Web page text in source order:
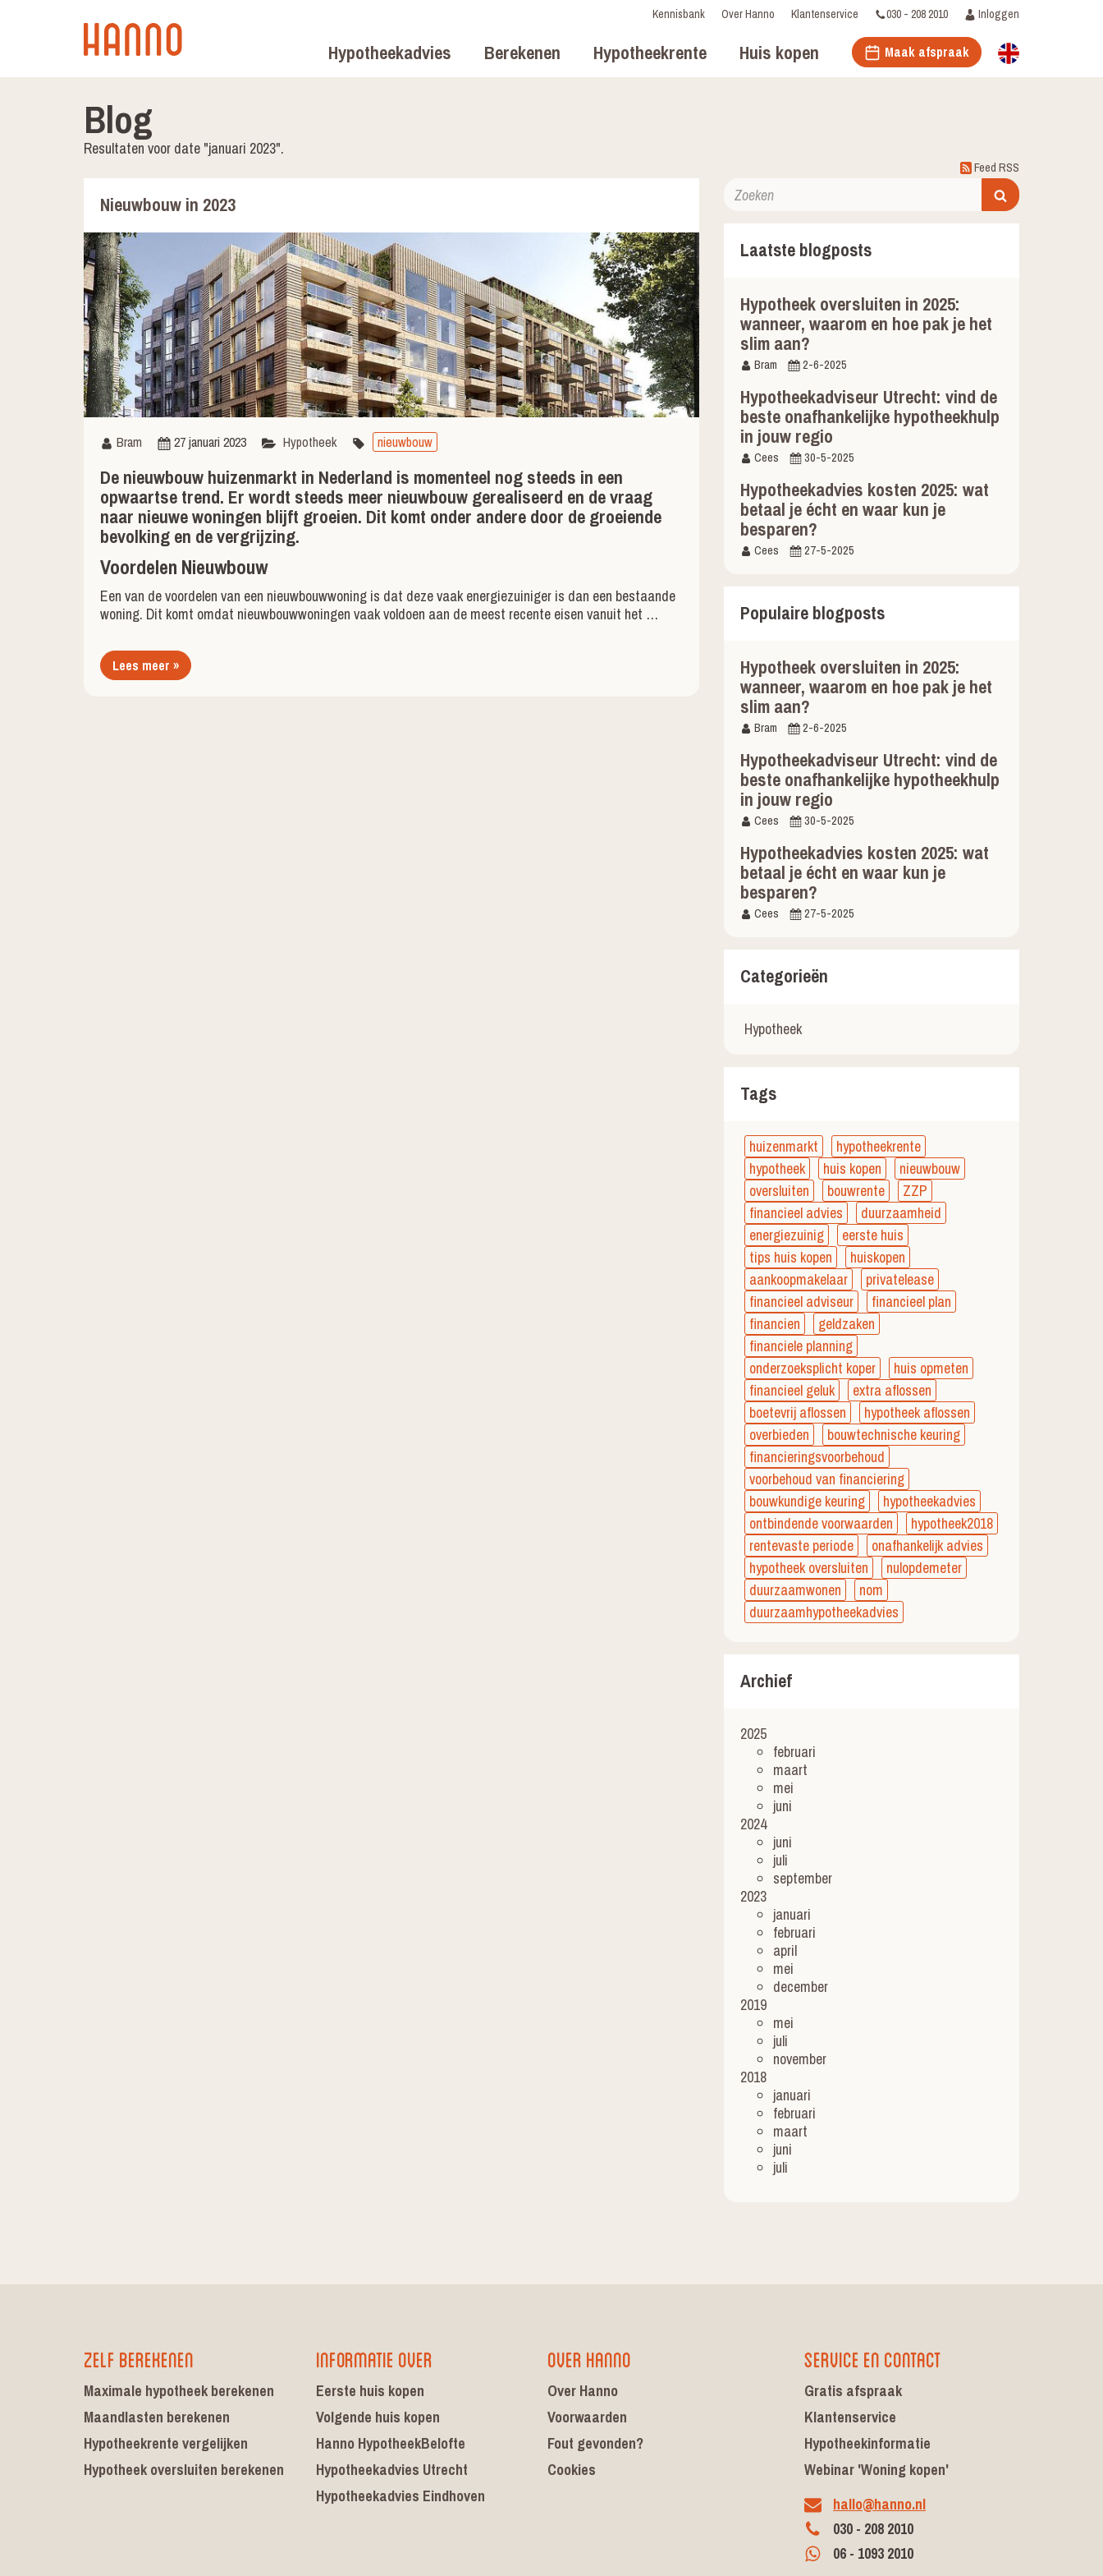
Kennisbank Over Hanno Klantenservice 030 - 208 2010 Inloggen
Hypotheekadvies Berekenen Hypotheekrente Huis kopen Maak afspraak
Blog
Resultaten voor date "januari 2023".
Nieuwbouw in 2023
Bram 27 januari 2023 Hypotheek nieuwbouw
De nieuwbouw huizenmarkt in Nederland is momenteel nog steeds in een
opwaartse trend. Er wordt steeds meer nieuwbouw gerealiseerd en de vraag
naar nieuwe woningen blijft groeien. Dit komt onder andere door de groeiende
bevolking en de vergrijzing.
Voordelen Nieuwbouw
Een van de voordelen van een nieuwbouwwoning is dat deze vaak energiezuiniger is dan een bestaande
woning. Dit komt omdat nieuwbouwwoningen vaak voldoen aan de meest recente eisen vanuit het …
Lees meer »
Feed RSS
Laatste blogposts
Hypotheek oversluiten in 2025:
wanneer, waarom en hoe pak je het
slim aan?
Bram 2-6-2025
Hypotheekadviseur Utrecht: vind de
beste onafhankelijke hypotheekhulp
in jouw regio
Cees 30-5-2025
Hypotheekadvies kosten 2025: wat
betaal je écht en waar kun je
besparen?
Cees 27-5-2025
Populaire blogposts
Hypotheek oversluiten in 2025:
wanneer, waarom en hoe pak je het
slim aan?
Bram 2-6-2025
Hypotheekadviseur Utrecht: vind de
beste onafhankelijke hypotheekhulp
in jouw regio
Cees 30-5-2025
Hypotheekadvies kosten 2025: wat
betaal je écht en waar kun je
besparen?
Cees 27-5-2025
Categorieën
Hypotheek
Tags
huizenmarkt
hypotheekrente
hypotheek
huis kopen
nieuwbouw
oversluiten
bouwrente
ZZP
financieel advies
duurzaamheid
energiezuinig
eerste huis
tips huis kopen
huiskopen
aankoopmakelaar
privatelease
financieel adviseur
financieel plan
financien
geldzaken
financiele planning
onderzoeksplicht koper
huis opmeten
financieel geluk
extra aflossen
boetevrij aflossen
hypotheek aflossen
overbieden
bouwtechnische keuring
financieringsvoorbehoud
voorbehoud van financiering
bouwkundige keuring
hypotheekadvies
ontbindende voorwaarden
hypotheek2018
rentevaste periode
onafhankelijk advies
hypotheek oversluiten
nulopdemeter
duurzaamwonen
nom
duurzaamhypotheekadvies
Archief
2025
februari
maart
mei
juni
2024
juni
juli
september
2023
januari
februari
april
mei
december
2019
mei
juli
november
2018
januari
februari
maart
juni
juli
Zelf berekenen
Maximale hypotheek berekenen
Maandlasten berekenen
Hypotheekrente vergelijken
Hypotheek oversluiten berekenen
Informatie over
Eerste huis kopen
Volgende huis kopen
Hanno HypotheekBelofte
Hypotheekadvies Utrecht
Hypotheekadvies Eindhoven
Over Hanno
Over Hanno
Voorwaarden
Fout gevonden?
Cookies
Service en contact
Gratis afspraak
Klantenservice
Hypotheekinformatie
Webinar 'Woning kopen'
hallo@hanno.nl
030 - 208 2010
06 - 1093 2010